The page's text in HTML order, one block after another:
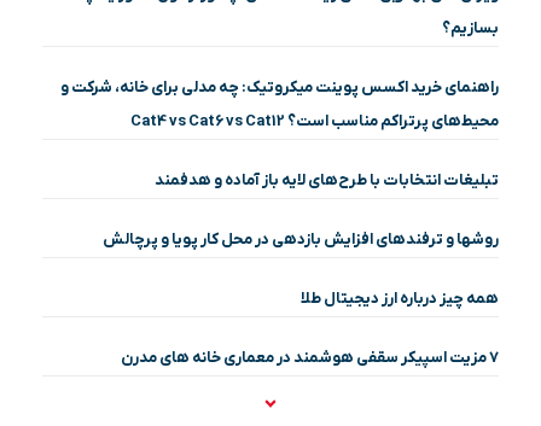
بسازیم؟
راهنمای خرید اکسس پوینت میکروتیک: چه مدلی برای خانه، شرکت و
محیط‌های پرتراکم مناسب است؟ Cat4 vs Cat6 vs Cat12
تبلیغات انتخابات با طرح‌های لایه باز آماده و هدفمند
روشها و ترفندهای افزایش بازدهی در محل کار پویا و پرچالش
همه چیز درباره ارز دیجیتال طلا
۷ مزیت اسپیکر سقفی هوشمند در معماری خانه‌ های مدرن